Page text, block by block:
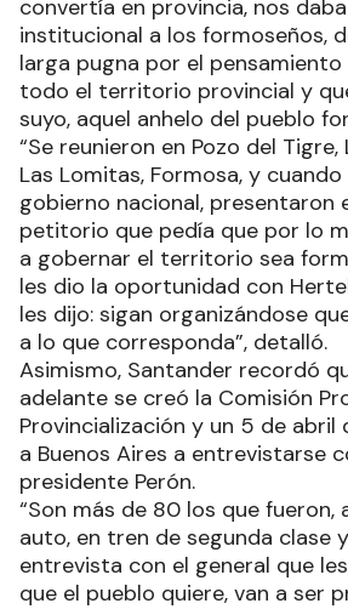
convertía en provincia, nos
institucional a los formoseños,
larga pugna por el pensamiento
todo el territorio provincial y
suyo, aquel anhelo del pueblo
“Se reunieron en Pozo del Tigre,
Las Lomitas, Formosa, y
gobierno nacional, presentaron
petitorio que pedía que por lo
a gobernar el territorio sea
les dio la oportunidad con
les dijo: sigan organizándose
a lo que corresponda”, detalló.
Asimismo, Santander recordó
adelante se creó la Comisión
Provincialización y un 5 de abril
a Buenos Aires a entrevistarse
presidente Perón.
“Son más de 80 los que fueron,
auto, en tren de segunda clase
entrevista con el general que
que el pueblo quiere, van a ser